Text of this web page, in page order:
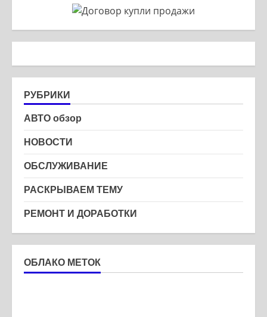
РУБРИКИ
АВТО обзор
НОВОСТИ
ОБСЛУЖИВАНИЕ
РАСКРЫВАЕМ ТЕМУ
РЕМОНТ И ДОРАБОТКИ
ОБЛАКО МЕТОК